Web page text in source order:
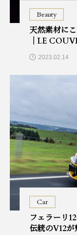
Beauty
天然素材に
｜LE
2023.02.14
Car
フェラーリ
伝統のV12